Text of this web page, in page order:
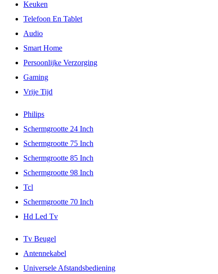
Keuken
Telefoon En Tablet
Audio
Smart Home
Persoonlijke Verzorging
Gaming
Vrije Tijd
Philips
Schermgrootte 24 Inch
Schermgrootte 75 Inch
Schermgrootte 85 Inch
Schermgrootte 98 Inch
Tcl
Schermgrootte 70 Inch
Hd Led Tv
Tv Beugel
Antennekabel
Universele Afstandsbediening